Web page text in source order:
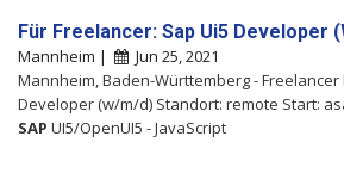
Für Freelancer: Sap Ui5 Developer
Mannheim |
Jun 25, 2021
Mannheim, Baden-Württemberg - Freelancer
Developer (w/m/d) Standort: remote Start:
SAP UI5/OpenUI5 - JavaScript